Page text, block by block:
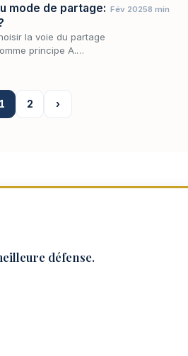
mode de partage:
la voie du partage
principe A.
Fév 20258 min
1 2 ›
défense.